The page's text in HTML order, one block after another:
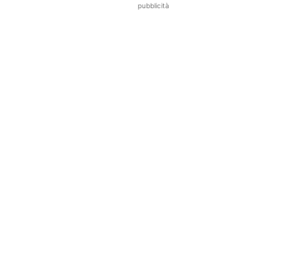
pubblicità